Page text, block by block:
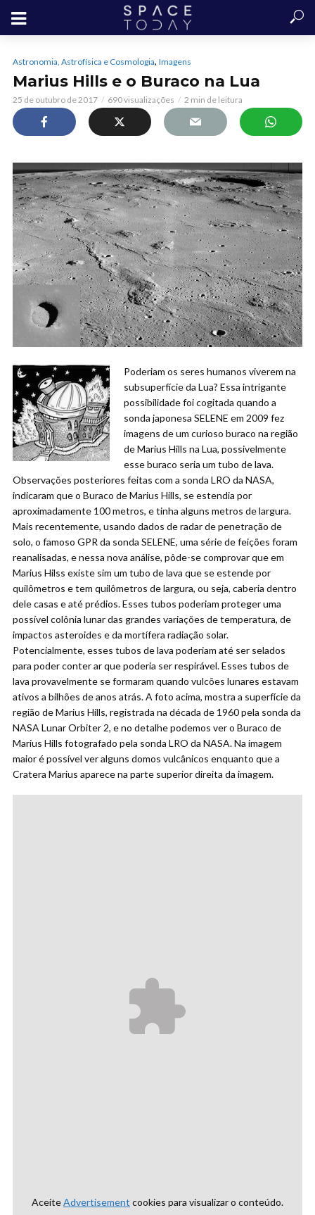
Astronomia, Astrofísica e Cosmologia, Imagens
Marius Hills e o Buraco na Lua
25 de outubro de 2017 690 visualizações 2 min de leitura
Poderiam os seres humanos viverem na
subsuperfície da Lua? Essa intrigante
possibilidade foi cogitada quando a
sonda japonesa SELENE em 2009 fez
imagens de um curioso buraco na região
de Marius Hills na Lua, possivelmente
esse buraco seria um tubo de lava.
Observações posteriores feitas com a sonda LRO da NASA,
indicaram que o Buraco de Marius Hills, se estendia por
aproximadamente 100 metros, e tinha alguns metros de largura.
Mais recentemente, usando dados de radar de penetração de
solo, o famoso GPR da sonda SELENE, uma série de feições foram
reanalisadas, e nessa nova análise, pôde-se comprovar que em
Marius Hilss existe sim um tubo de lava que se estende por
quilômetros e tem quilômetros de largura, ou seja, caberia dentro
dele casas e até prédios. Esses tubos poderiam proteger uma
possível colônia lunar das grandes variações de temperatura, de
impactos asteroides e da mortífera radiação solar.
Potencialmente, esses tubos de lava poderiam até ser selados
para poder conter ar que poderia ser respirável. Esses tubos de
lava provavelmente se formaram quando vulcões lunares estavam
ativos a bilhões de anos atrás. A foto acima, mostra a superfície da
região de Marius Hills, registrada na década de 1960 pela sonda da
NASA Lunar Orbiter 2, e no detalhe podemos ver o Buraco de
Marius Hills fotografado pela sonda LRO da NASA. Na imagem
maior é possível ver alguns domos vulcânicos enquanto que a
Cratera Marius aparece na parte superior direita da imagem.
AceiteAdvertisement cookies para visualizar o conteúdo.